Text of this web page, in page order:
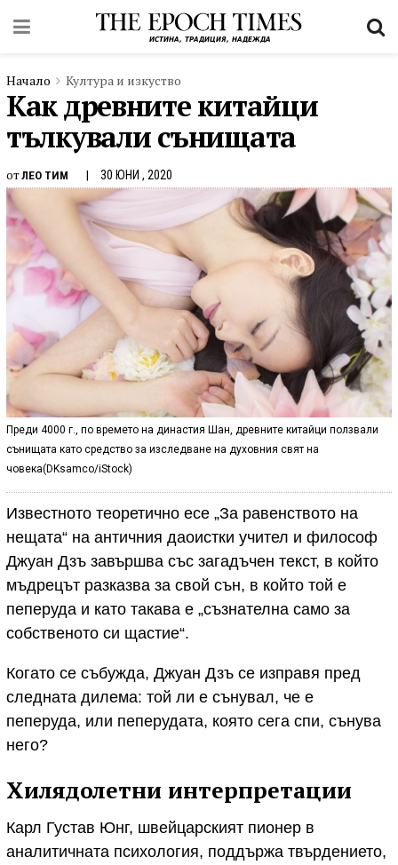
Начало Култура и изкуство
Как древните китайци
тълкували сънищата
отЛЕО ТИМ 30 ЮНИ , 2020
Преди 4000 г., по времето на династия Шан, древните китайци ползвали
сънищата като средство за изследване на духовния свят на
човека(DKsamco/iStock)
Известното теоретично есе „За равенството на
нещата“ на античния даоистки учител и философ
Джуан Дзъ завършва със загадъчен текст, в който
мъдрецът разказва за свой сън, в който той е
пеперуда и като такава е „съзнателна само за
собственото си щастие“.
Когато се събужда, Джуан Дзъ се изправя пред
следната дилема: той ли е сънувал, че е
пеперуда, или пеперудата, която сега спи, сънува
него?
Хилядолетни интерпретации
Карл Густав Юнг, швейцарският пионер в
аналитичната психология, поддържа твърдението,